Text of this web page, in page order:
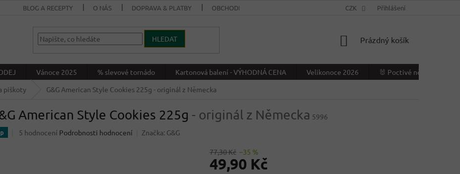
BLOG A RECEPTY O NÁS DOPRAVA & PLATBY OBCHODNÍ PODMÍNKY VÝDEJNÍ MÍSTO
CZK Přihlášení
HLEDAT
NÁKUPNÍ
Prázdný košík
Vánoce 2025 % slevové tornádo Kartonová balení - VÝHODNÁ CENA Velikonoce 2026
🐰 Poctivé německé
piškoty G&G American Style Cookies 225g - originál z Německa
American Style Cookies 225g - originál z Německa 5996
Průměrné
5 hodnocení Podrobnosti hodnocení Značka: G&G
77,30 Kč –35 %
49,90 Kč